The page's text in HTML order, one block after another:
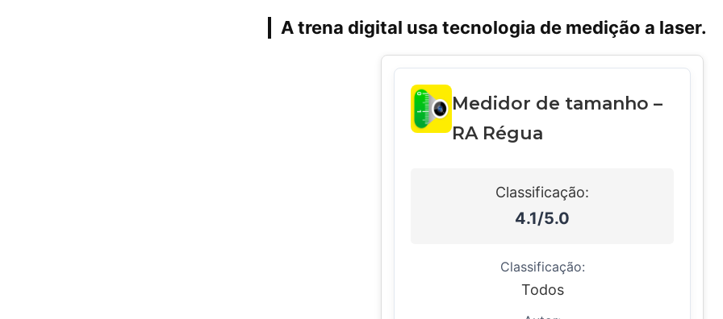
A trena digital usa tecnologia de medição a laser.
Medidor de tamanho –
RA Régua
Classificação:
4.1/5.0
Classificação:
Todos